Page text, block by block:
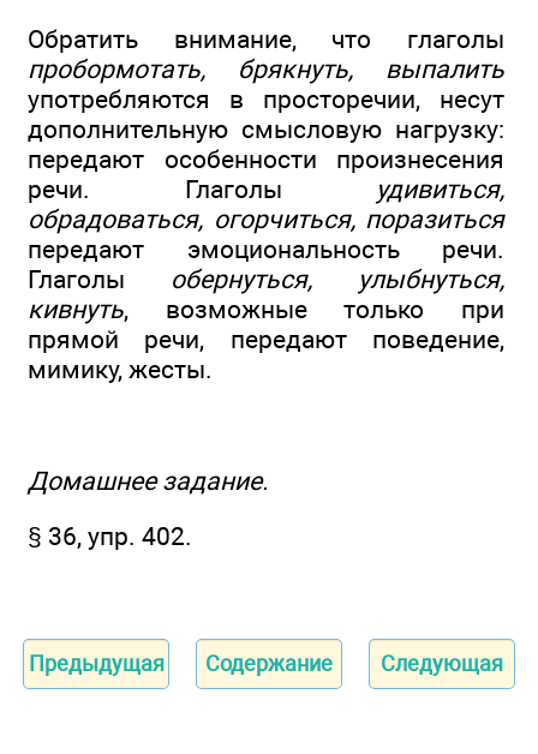
Обратить внимание, что глаголы
пробормотать, брякнуть, выпалить
употребляются в просторечии, несут
дополнительную смысловую нагрузку:
передают особенности произнесения
речи. Глаголы
удивиться,
обрадоваться, огорчиться, поразиться
передают эмоциональность речи.
Глаголы обернуться, улыбнуться,
кивнуть, возможные только при
прямой речи, передают поведение,
мимику, жесты.
Домашнее задание.
§ 36, упр. 402.
Предыдущая Содержание Следующая